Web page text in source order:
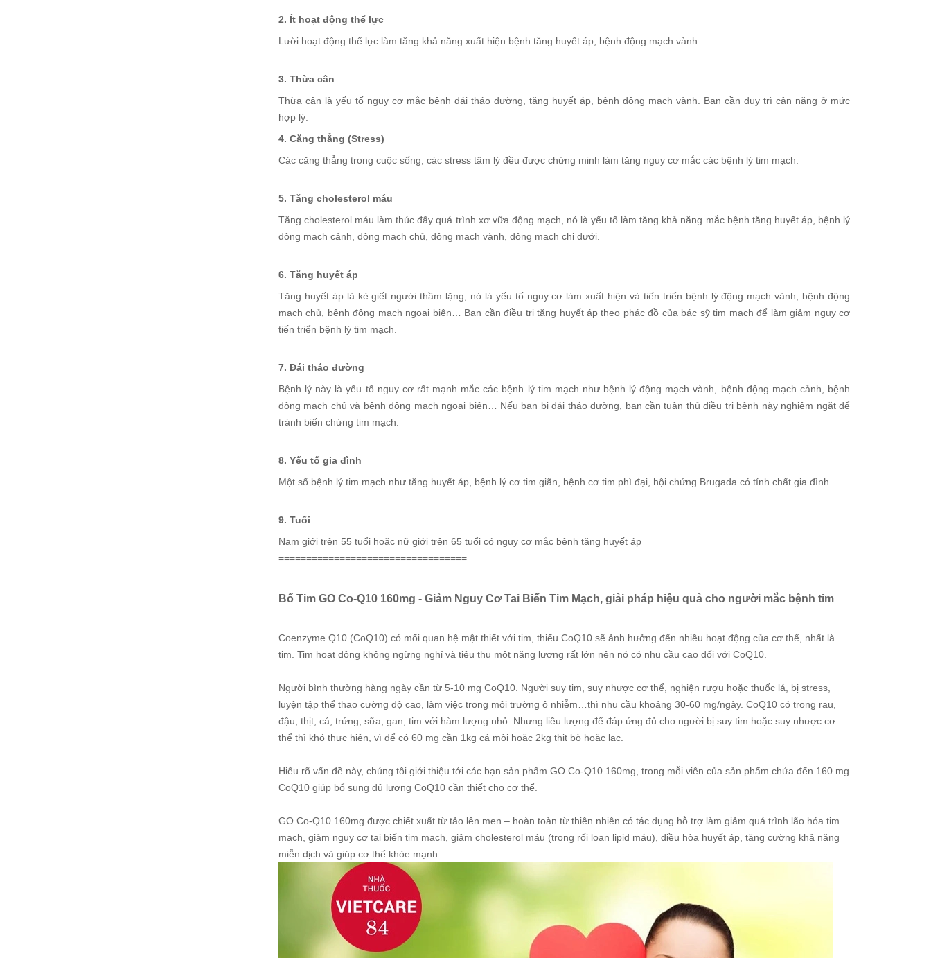
2. Ít hoạt động thể lực
Lười hoạt động thể lực làm tăng khả năng xuất hiện bệnh tăng huyết áp, bệnh động mạch vành…
3. Thừa cân
Thừa cân là yếu tố nguy cơ mắc bệnh đái tháo đường, tăng huyết áp, bệnh động mạch vành. Bạn cần duy trì cân năng ở mức
hợp lý.
4. Căng thẳng (Stress)
Các căng thẳng trong cuộc sống, các stress tâm lý đều được chứng minh làm tăng nguy cơ mắc các bệnh lý tim mạch.
5. Tăng cholesterol máu
Tăng cholesterol máu làm thúc đẩy quá trình xơ vữa động mạch, nó là yếu tố làm tăng khả năng mắc bệnh tăng huyết áp, bệnh lý
động mạch cảnh, động mạch chủ, động mạch vành, động mạch chi dưới.
6. Tăng huyết áp
Tăng huyết áp là kẻ giết người thầm lặng, nó là yếu tố nguy cơ làm xuất hiện và tiến triển bệnh lý động mạch vành, bệnh động
mạch chủ, bệnh động mạch ngoại biên… Bạn cần điều trị tăng huyết áp theo phác đồ của bác sỹ tim mạch để làm giảm nguy cơ
tiến triển bệnh lý tim mạch.
7. Đái tháo đường
Bệnh lý này là yếu tố nguy cơ rất mạnh mắc các bệnh lý tim mạch như bệnh lý động mạch vành, bệnh động mạch cảnh, bệnh
động mạch chủ và bệnh động mạch ngoại biên… Nếu bạn bị đái tháo đường, bạn cần tuân thủ điều trị bệnh này nghiêm ngặt để
tránh biến chứng tim mạch.
8. Yếu tố gia đình
Một số bệnh lý tim mạch như tăng huyết áp, bệnh lý cơ tim giãn, bệnh cơ tim phì đại, hội chứng Brugada có tính chất gia đình.
9. Tuổi
Nam giới trên 55 tuổi hoặc nữ giới trên 65 tuổi có nguy cơ mắc bệnh tăng huyết áp
==================================
Bổ Tim GO Co-Q10 160mg - Giảm Nguy Cơ Tai Biến Tim Mạch, giải pháp hiệu quả cho người mắc bệnh tim
Coenzyme Q10 (CoQ10) có mối quan hệ mật thiết với tim, thiếu CoQ10 sẽ ảnh hưởng đến nhiều hoạt động của cơ thể, nhất là
tim. Tim hoạt động không ngừng nghỉ và tiêu thụ một năng lượng rất lớn nên nó có nhu cầu cao đối với CoQ10.
Người bình thường hàng ngày cần từ 5-10 mg CoQ10. Người suy tim, suy nhược cơ thể, nghiện rượu hoặc thuốc lá, bị stress,
luyện tập thể thao cường độ cao, làm việc trong môi trường ô nhiễm…thì nhu cầu khoảng 30-60 mg/ngày. CoQ10 có trong rau,
đậu, thịt, cá, trứng, sữa, gan, tim với hàm lượng nhỏ. Nhưng liều lượng để đáp ứng đủ cho người bị suy tim hoặc suy nhược cơ
thể thì khó thực hiện, vì để có 60 mg cần 1kg cá mòi hoặc 2kg thịt bò hoặc lạc.
Hiểu rõ vấn đề này, chúng tôi giới thiệu tới các bạn sản phẩm GO Co-Q10 160mg, trong mỗi viên của sản phẩm chứa đến 160 mg
CoQ10 giúp bổ sung đủ lượng CoQ10 cần thiết cho cơ thể.
GO Co-Q10 160mg được chiết xuất từ tảo lên men – hoàn toàn từ thiên nhiên có tác dụng hỗ trợ làm giảm quá trình lão hóa tim
mạch, giảm nguy cơ tai biến tim mạch, giảm cholesterol máu (trong rối loạn lipid máu), điều hòa huyết áp, tăng cường khả năng
miễn dịch và giúp cơ thể khỏe mạnh